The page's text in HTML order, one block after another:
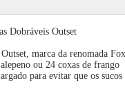
Dobráveis Outset
marca da renomada Fox
ou 24 coxas de frango
para evitar que os sucos